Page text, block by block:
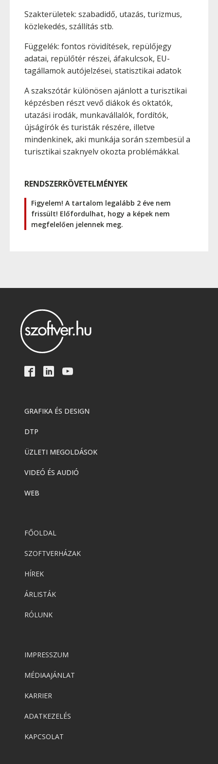
Szakterületek: szabadidő, utazás, turizmus,
közlekedés, szállítás stb.
Függelék: fontos rövidítések, repülőjegy
adatai, repülőtér részei, áfakulcsok, EU-
tagállamok autójelzései, statisztikai adatok
A szakszótár különösen ajánlott a turisztikai
képzésben részt vevő diákok és oktatók,
utazási irodák, munkavállalók, fordítók,
újságírók és turisták részére, illetve
mindenkinek, aki munkája során szembesül a
turisztikai szaknyelv okozta problémákkal.
RENDSZERKÖVETELMÉNYEK
Figyelem! A tartalom legalább 2 éve nem
frissült! Előfordulhat, hogy a képek nem
megfelelően jelennek meg.
GRAFIKA ÉS DESIGN
DTP
ÜZLETI MEGOLDÁSOK
VIDEÓ ÉS AUDIÓ
WEB
FŐOLDAL
SZOFTVERHÁZAK
HÍREK
ÁRLISTÁK
RÓLUNK
IMPRESSZUM
MÉDIAAJÁNLAT
KARRIER
ADATKEZELÉS
KAPCSOLAT